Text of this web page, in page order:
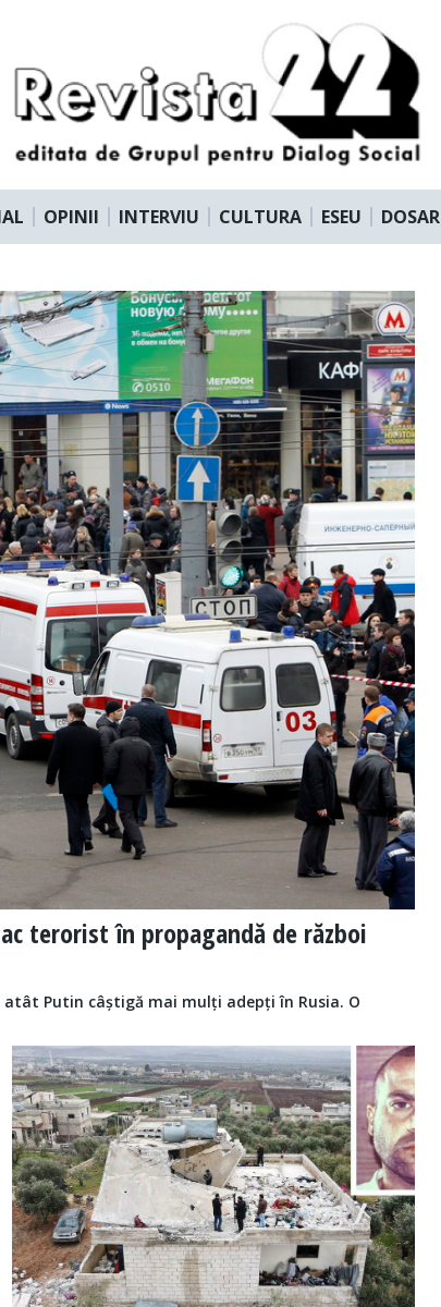
OPINII INTERVIU CULTURA ESEU DOSAR
terorist în propagandă de război
Putin câștigă mai mulți adepți în Rusia. O